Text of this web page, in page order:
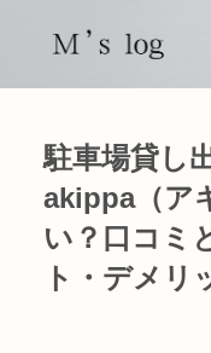
駐車場貸し
akippa（ア
い？口コミ
ト・デメリ